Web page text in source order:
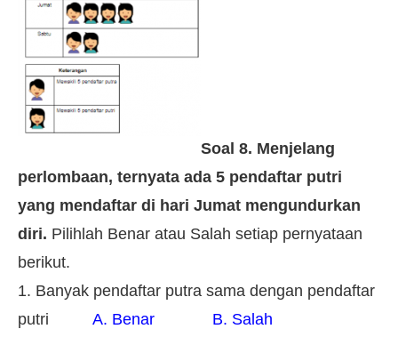
Soal 8. Menjelang
perlombaan, ternyata ada 5 pendaftar putri
yang mendaftar di hari Jumat mengundurkan
diri. Pilihlah Benar atau Salah setiap pernyataan
berikut.
1. Banyak pendaftar putra sama dengan pendaftar
putri A. Benar B. Salah